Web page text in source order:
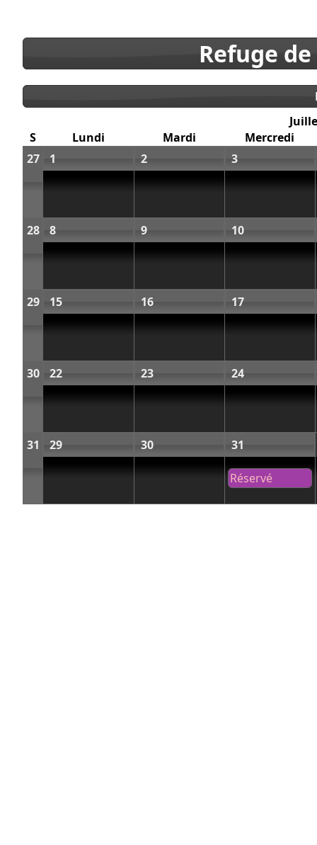
Refuge
S
Lundi Mardi
Mercredi
27
1 2 3
28 8 9 10
29 15 16 17
30 22 23 24
31 29 30 31
Réservé